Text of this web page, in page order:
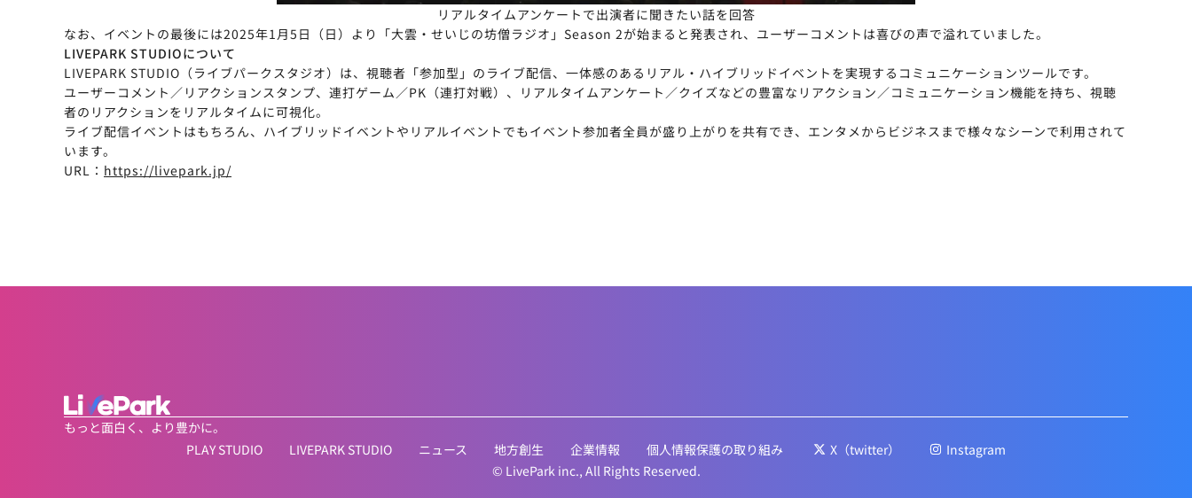
リアルタイムアンケートで出演者に聞きたい話を回答
なお、イベントの最後には2025年1月5日（日）より「大雲・せいじの坊僧ラジオ」Season 2が始まると発表され、ユーザーコメントは喜びの声で溢れていました。
LIVEPARK STUDIOについて
LIVEPARK STUDIO（ライブパークスタジオ）は、視聴者「参加型」のライブ配信、一体感のあるリアル・ハイブリッドイベントを実現するコミュニケーションツールです。
ユーザーコメント／リアクションスタンプ、連打ゲーム／PK（連打対戦）、リアルタイムアンケート／クイズなどの豊富なリアクション／コミュニケーション機能を持ち、視聴
者のリアクションをリアルタイムに可視化。
ライブ配信イベントはもちろん、ハイブリッドイベントやリアルイベントでもイベント参加者全員が盛り上がりを共有でき、エンタメからビジネスまで様々なシーンで利用されて
います。
URL： https://livepark.jp/
もっと面白く、より豊かに。
PLAY STUDIO
LIVEPARK STUDIO ニュース 地方創生 企業情報 個人情報保護の取り組み X（twitter）
Instagram
© LivePark inc., All Rights Reserved.